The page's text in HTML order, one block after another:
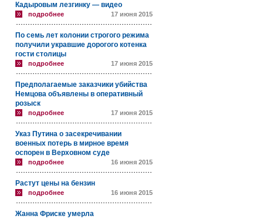
Кадыровым лезгинку — видео
подробнее 17 июня 2015
По семь лет колонии строгого режима
получили укравшие дорогого котенка
гости столицы
подробнее 17 июня 2015
Предполагаемые заказчики убийства
Немцова объявлены в оперативный
розыск
подробнее 17 июня 2015
Указ Путина о засекречивании
военных потерь в мирное время
оспорен в Верховном суде
подробнее 16 июня 2015
Растут цены на бензин
подробнее 16 июня 2015
Жанна Фриске умерла